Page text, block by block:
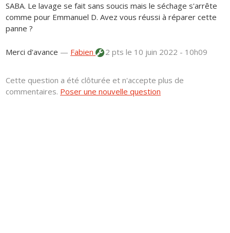
SABA. Le lavage se fait sans soucis mais le séchage s'arrête
comme pour Emmanuel D. Avez vous réussi à réparer cette
panne ?
Merci d'avance — Fabien 2 ptsle 10 juin 2022 - 10h09
Cette question a été clôturée et n'accepte plus de
commentaires. Poser une nouvelle question